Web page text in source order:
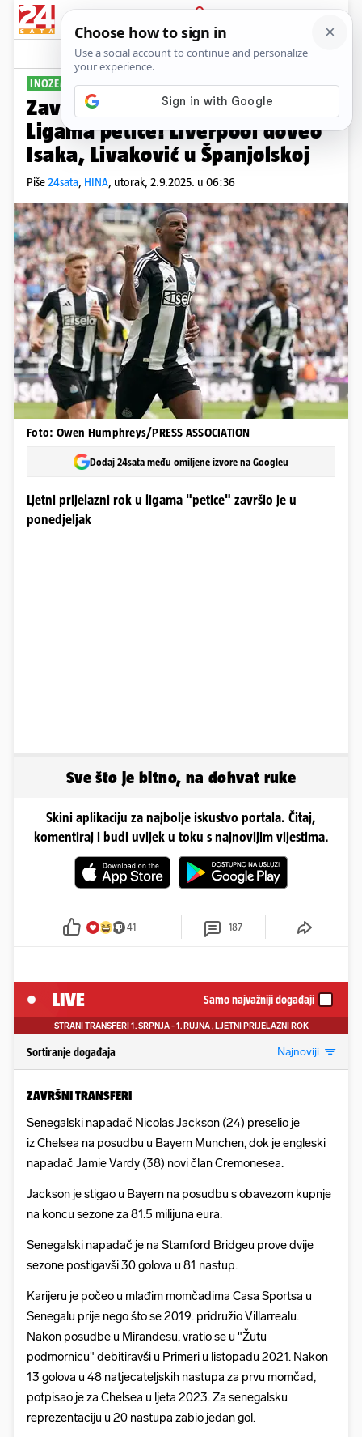
PRIJAVA
Sport Komentari
INOZEMNI MERCATO
Završio je prijelazni rok u
Ligama petice! Liverpool doveo
Isaka, Livaković u Španjolskoj
Piše24sata, HINA, utorak, 2.9.2025. u 06:36
Foto: Owen Humphreys/PRESS ASSOCIATION
Dodaj 24sata među omiljene izvore na Googleu
Ljetni prijelazni rok u ligama "petice" završio je u
ponedjeljak
Sve što je bitno, na dohvat ruke
Skini aplikaciju za najbolje iskustvo portala. Čitaj,
komentiraj i budi uvijek u toku s najnovijim vijestima.
41 187
LIVE Samo najvažniji događaji
STRANI TRANSFERI 1. SRPNJA - 1. RUJNA , LJETNI PRIJELAZNI ROK
Sortiranje događaja Najnoviji
ZAVRŠNI TRANSFERI
Senegalski napadač Nicolas Jackson (24) preselio je
iz Chelsea na posudbu u Bayern Munchen, dok je engleski
napadač Jamie Vardy (38) novi član Cremonesea.
Jackson je stigao u Bayern na posudbu s obavezom kupnje
na koncu sezone za 81.5 milijuna eura.
Senegalski napadač je na Stamford Bridgeu prove dvije
sezone postigavši 30 golova u 81 nastup.
Karijeru je počeo u mlađim momčadima Casa Sportsa u
Senegalu prije nego što se 2019. pridružio Villarrealu.
Nakon posudbe u Mirandesu, vratio se u "Žutu
podmornicu" debitiravši u Primeri u listopadu 2021. Nakon
13 golova u 48 natjecateljskih nastupa za prvu momčad,
potpisao je za Chelsea u ljeta 2023. Za senegalsku
reprezentaciju u 20 nastupa zabio jedan gol.